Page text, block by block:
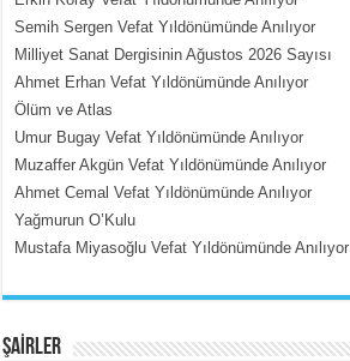
MEHMET ÇOBAN
İçerdeki Put Dışardaki Maskeler...
Semih Sergen Vefat Yıldönümünde Anılıyor
Milliyet Sanat Dergisinin Ağustos 2026 Sayısı
Ahmet Erhan Vefat Yıldönümünde Anılıyor
Ölüm ve Atlas
Umur Bugay Vefat Yıldönümünde Anılıyor
Muzaffer Akgün Vefat Yıldönümünde Anılıyor
Ahmet Cemal Vefat Yıldönümünde Anılıyor
Yağmurun O’Kulu
Mustafa Miyasoğlu Vefat Yıldönümünde Anılıyor
ŞAİRLER